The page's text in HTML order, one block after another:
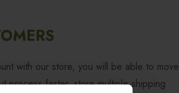
with our store, you will be able to move
process faster, store multiple shipping